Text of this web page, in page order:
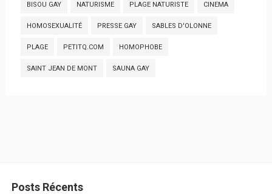
BISOU GAY NATURISME PLAGE NATURISTE CINEMA
HOMOSEXUALITÉ PRESSE GAY SABLES D'OLONNE
PLAGE PETITQ.COM HOMOPHOBE
SAINT JEAN DE MONT SAUNA GAY
Posts Récents